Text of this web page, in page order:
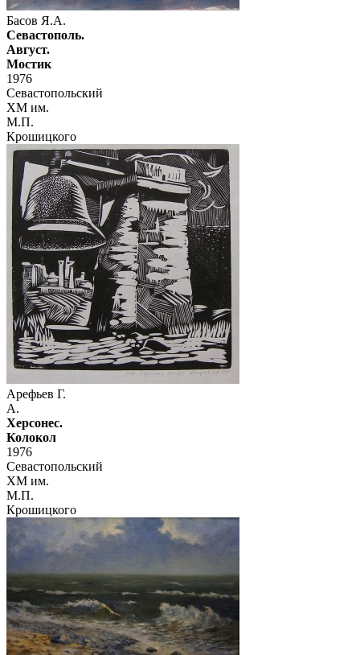
Басов Я.А.
Севастополь.
Август.
Мостик
1976
Севастопольский
ХМ им.
М.П.
Крошицкого
Арефьев Г.
А.
Херсонес.
Колокол
1976
Севастопольский
ХМ им.
М.П.
Крошицкого